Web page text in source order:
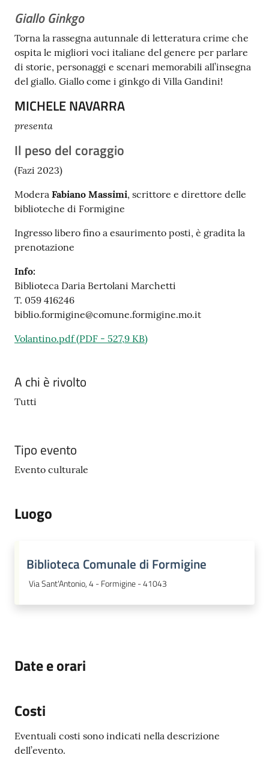
Seguici
su
Giallo Ginkgo
Torna la rassegna autunnale di letteratura crime che
ospita le migliori voci italiane del genere per parlare
di storie, personaggi e scenari memorabili all’insegna
del giallo. Giallo come i ginkgo di Villa Gandini!
MICHELE NAVARRA
presenta
Il peso del coraggio
(Fazi 2023)
Modera Fabiano Massimi, scrittore e direttore delle
biblioteche di Formigine
Ingresso libero fino a esaurimento posti, è gradita la
prenotazione
Info:
Biblioteca Daria Bertolani Marchetti
T. 059 416246
biblio.formigine@comune.formigine.mo.it
Volantino.pdf(PDF - 527,9 KB)
A chi è rivolto
Tutti
Tipo evento
Evento culturale
Luogo
Biblioteca Comunale di Formigine
Via Sant'Antonio, 4 - Formigine - 41043
Date e orari
Costi
Eventuali costi sono indicati nella descrizione
dell’evento.